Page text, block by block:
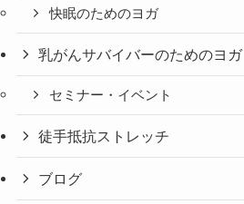
快眠のためのヨガ
乳がんサバイバーのためのヨガ
セミナー・イベント
徒手抵抗ストレッチ
ブログ